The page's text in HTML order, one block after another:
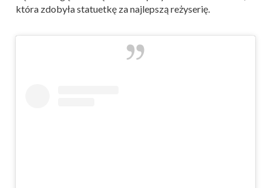
która zdobyła statuetkę za najlepszą reżyserię.